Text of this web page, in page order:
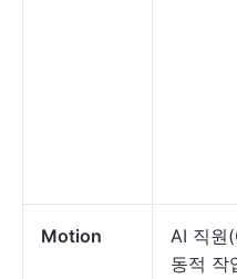
Motion
AI 직원
동적 작